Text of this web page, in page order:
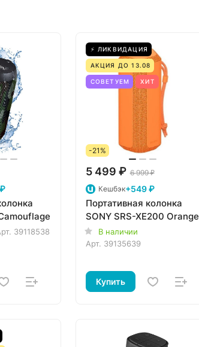
39118538
⚡ ЛИКВИДАЦИЯ
АКЦИЯ ДО 13.08
СОВЕТУЕМ ХИТ
-21%
5 499 ₽ 6 999 ₽
Кешбэк+549 ₽
Портативная колонка
SONY SRS-XE200 Orange
В наличии
Арт. 39135639
Купить